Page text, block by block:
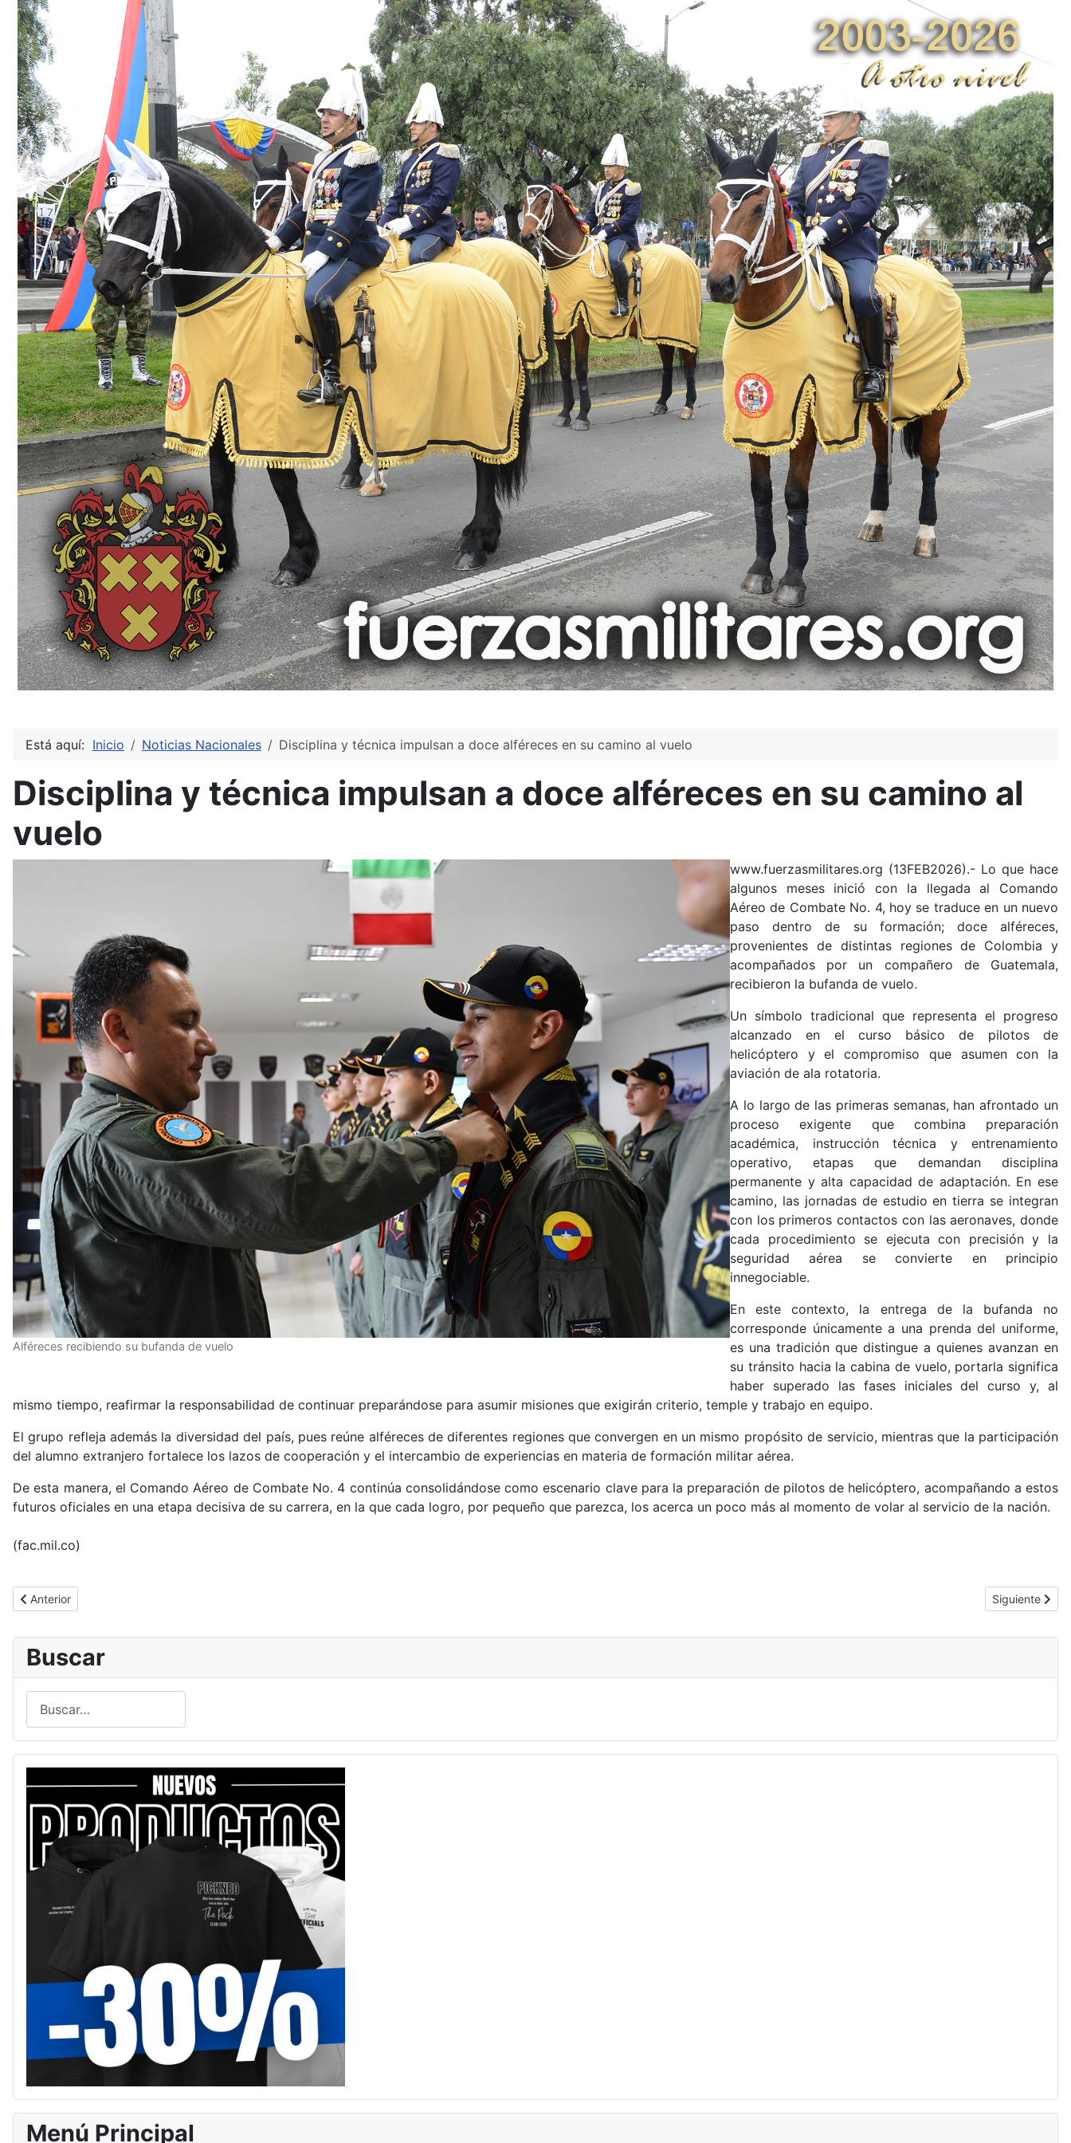
Está aquí: Inicio Noticias Nacionales Disciplina y técnica impulsan a doce alféreces en su camino al vuelo
Disciplina y técnica impulsan a doce alféreces en su camino al
vuelo
Alféreces recibiendo su bufanda de vuelo
www.fuerzasmilitares.org (13FEB2026).- Lo que hace
algunos meses inició con la llegada al Comando
Aéreo de Combate No. 4, hoy se traduce en un nuevo
paso dentro de su formación; doce alféreces,
provenientes de distintas regiones de Colombia y
acompañados por un compañero de Guatemala,
recibieron la bufanda de vuelo.
Un símbolo tradicional que representa el progreso
alcanzado en el curso básico de pilotos de
helicóptero y el compromiso que asumen con la
aviación de ala rotatoria.
A lo largo de las primeras semanas, han afrontado un
proceso exigente que combina preparación
académica, instrucción técnica y entrenamiento
operativo, etapas que demandan disciplina
permanente y alta capacidad de adaptación. En ese
camino, las jornadas de estudio en tierra se integran
con los primeros contactos con las aeronaves, donde
cada procedimiento se ejecuta con precisión y la
seguridad aérea se convierte en principio
innegociable.
En este contexto, la entrega de la bufanda no
corresponde únicamente a una prenda del uniforme,
es una tradición que distingue a quienes avanzan en
su tránsito hacia la cabina de vuelo, portarla significa
haber superado las fases iniciales del curso y, al
mismo tiempo, reafirmar la responsabilidad de continuar preparándose para asumir misiones que exigirán criterio, temple y trabajo en equipo.
El grupo refleja además la diversidad del país, pues reúne alféreces de diferentes regiones que convergen en un mismo propósito de servicio, mientras que la participación
del alumno extranjero fortalece los lazos de cooperación y el intercambio de experiencias en materia de formación militar aérea.
De esta manera, el Comando Aéreo de Combate No. 4 continúa consolidándose como escenario clave para la preparación de pilotos de helicóptero, acompañando a estos
futuros oficiales en una etapa decisiva de su carrera, en la que cada logro, por pequeño que parezca, los acerca un poco más al momento de volar al servicio de la nación.
(fac.mil.co)
Artículo anterior: Soldados apoyan preparación de ayuda humanitaria para damnificados en Córdoba
Anterior Artículo
Siguiente
Buscar
Menú Principal